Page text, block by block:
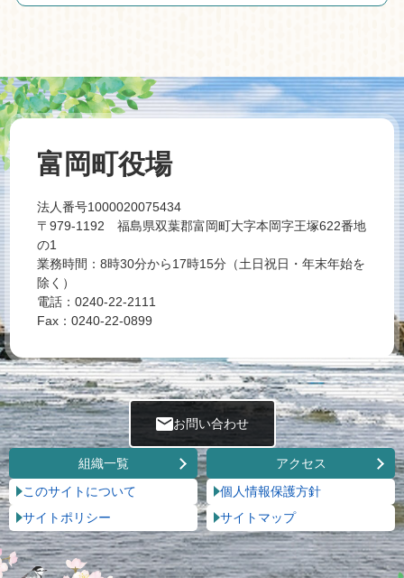
お問い合わせ
組織一覧
アクセス
このサイトについて
個人情報保護方針
サイトポリシー
サイトマップ
富岡町役場
法人番号1000020075434
〒979-1192 福島県双葉郡富岡町大字本岡字王塚622番地
の1
業務時間：8時30分から17時15分（土日祝日・年末年始を
除く）
電話：0240-22-2111
Fax：0240-22-0899